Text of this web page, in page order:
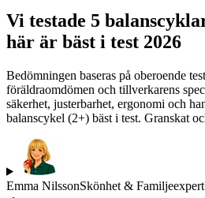
Vi testade 5
här är bäst i test 2026
Bedömningen baseras på oberoende
föräldraomdömen och tillverkarens
säkerhet, justerbarhet, ergonomi och
balanscykel (2+) bäst i test. Granskat
Emma NilssonSkönhet & Familjeexpert